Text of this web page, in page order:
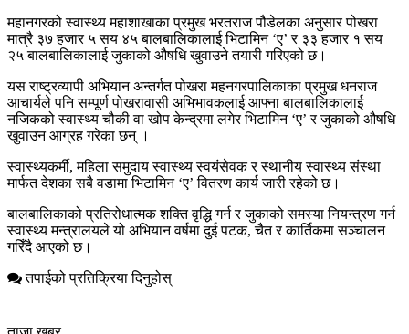
महानगरको स्वास्थ्य महाशाखाका प्रमुख भरतराज पौडेलका अनुसार पोखरा
मात्रै ३७ हजार ५ सय ४५ बालबालिकालाई भिटामिन ‘ए’ र ३३ हजार १ सय
२५ बालबालिकालाई जुकाको औषधि खुवाउने तयारी गरिएको छ।
यस राष्ट्रव्यापी अभियान अन्तर्गत पोखरा महनगरपालिकाका प्रमुख धनराज
आचार्यले पनि सम्पूर्ण पोखरावासी अभिभावकलाई आफ्ना बालबालिकालाई
नजिकको स्वास्थ्य चौकी वा खोप केन्द्रमा लगेर भिटामिन ‘ए’ र जुकाको औषधि
खुवाउन आग्रह गरेका छन् ।
स्वास्थ्यकर्मी, महिला समुदाय स्वास्थ्य स्वयंसेवक र स्थानीय स्वास्थ्य संस्था
मार्फत देशका सबै वडामा भिटामिन ‘ए’ वितरण कार्य जारी रहेको छ।
बालबालिकाको प्रतिरोधात्मक शक्ति वृद्धि गर्न र जुकाको समस्या नियन्त्रण गर्न
स्वास्थ्य मन्त्रालयले यो अभियान वर्षमा दुई पटक, चैत र कार्तिकमा सञ्चालन
गरिँदै आएको छ।
तपाईको प्रतिक्रिया दिनुहोस्